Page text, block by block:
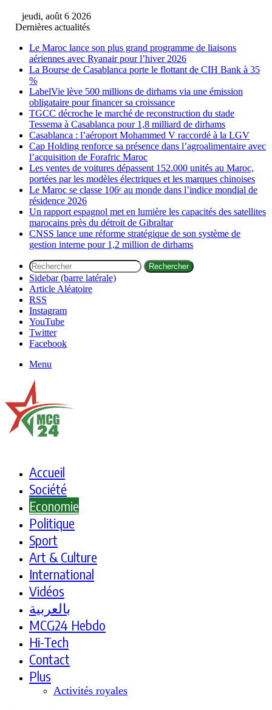
jeudi, août 6 2026
Dernières actualités
Le Maroc lance son plus grand programme de liaisons
aériennes avec Ryanair pour l’hiver 2026
La Bourse de Casablanca porte le flottant de CIH Bank à 35
%
LabelVie lève 500 millions de dirhams via une émission
obligataire pour financer sa croissance
TGCC décroche le marché de reconstruction du stade
Tessema à Casablanca pour 1,8 milliard de dirhams
Casablanca : l’aéroport Mohammed V raccordé à la LGV
Cap Holding renforce sa présence dans l’agroalimentaire avec
l’acquisition de Forafric Maroc
Les ventes de voitures dépassent 152.000 unités au Maroc,
portées par les modèles électriques et les marques chinoises
Le Maroc se classe 106ᵉ au monde dans l’indice mondial de
résidence 2026
Un rapport espagnol met en lumière les capacités des satellites
marocains près du détroit de Gibraltar
CNSS lance une réforme stratégique de son système de
gestion interne pour 1,2 million de dirhams
Rechercher
Sidebar (barre latérale)
Article Aléatoire
RSS
Instagram
YouTube
Twitter
Facebook
Menu
Accueil
Société
Economie
Politique
Sport
Art & Culture
International
Vidéos
بالعربية
MCG24 Hebdo
Hi-Tech
Contact
Plus
Activités royales